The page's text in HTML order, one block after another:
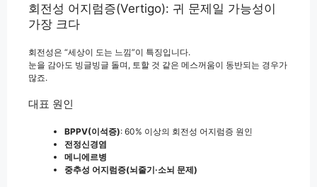
회전성 어지럼증(Vertigo): 귀 문제일 가능성이
가장 크다
회전성은 “세상이 도는 느낌”이 특징입니다.
눈을 감아도 빙글빙글 돌며, 토할 것 같은 메스꺼움이 동반되는 경우가
많죠.
대표 원인
BPPV(이석증): 60% 이상의 회전성 어지럼증 원인
전정신경염
메니에르병
중추성 어지럼증(뇌줄기·소뇌 문제)